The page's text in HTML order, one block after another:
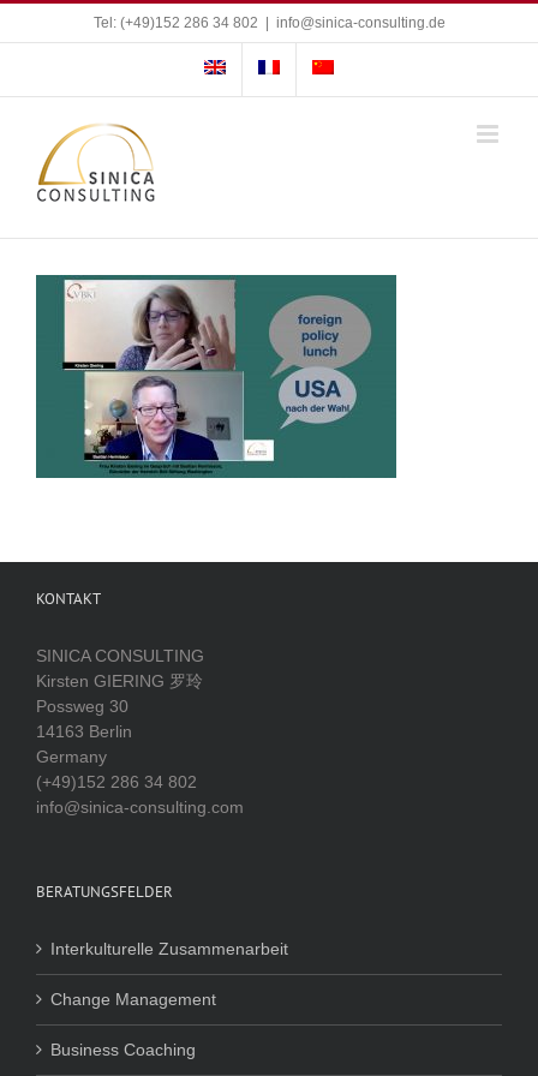
Tel: (+49)152 286 34 802 info@sinica-consulting.de
KONTAKT
SINICA CONSULTING
Kirsten GIERING 罗玲
Possweg 30
14163 Berlin
Germany
(+49)152 286 34 802
info@sinica-consulting.com
BERATUNGSFELDER
Interkulturelle Zusammenarbeit
Change Management
Business Coaching